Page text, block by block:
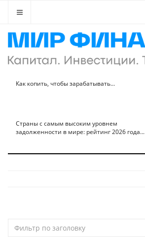
Как копить, чтобы зарабатывать...
Страны с самым высоким уровнем
задолженности в мире: рейтинг 2026 года...
по